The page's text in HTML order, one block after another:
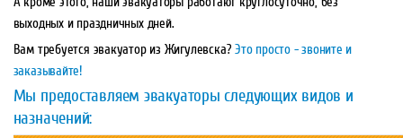
выходных и праздничных дней.
Вам требуется эвакуатор из Жигулевска?Это просто - звоните и
заказывайте!
Мы предоставляем эвакуаторы следующих видов и
назначений: